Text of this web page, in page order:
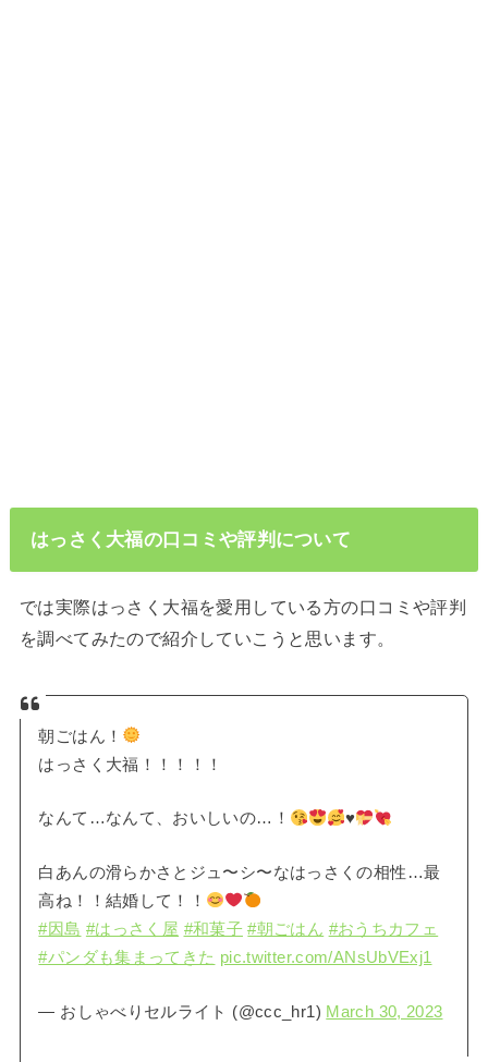
はっさく大福の口コミや評判について
では実際はっさく大福を愛用している方の口コミや評判
を調べてみたので紹介していこうと思います。
朝ごはん！
はっさく大福！！！！！
なんて…なんて、おいしいの…！ ♥️
白あんの滑らかさとジュ〜シ〜なはっさくの相性…最
高ね！！結婚して！！
#因島 #はっさく屋 #和菓子 #朝ごはん #おうちカフェ
#パンダも集まってきた pic.twitter.com/ANsUbVExj1
— おしゃべりセルライト (@ccc_hr1) March 30, 2023